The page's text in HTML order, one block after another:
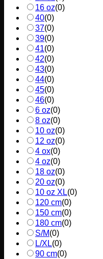
16 oz(0)
40(0)
37(0)
39(0)
41(0)
42(0)
43(0)
44(0)
45(0)
46(0)
6 oz(0)
8 oz(0)
10 oz(0)
12 oz(0)
4 ox(0)
4 oz(0)
18 oz(0)
20 oz(0)
10 oz XL(0)
120 cm(0)
150 cm(0)
180 cm(0)
S/M(0)
L/XL(0)
90 cm(0)